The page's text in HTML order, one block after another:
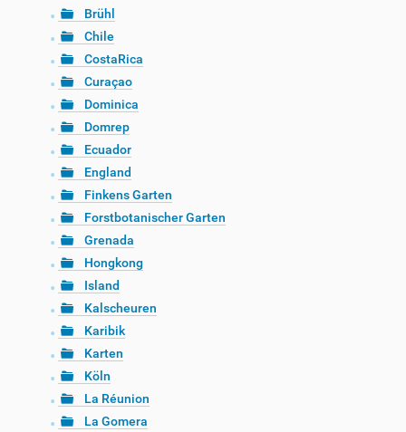
Brühl
Chile
CostaRica
Curaçao
Dominica
Domrep
Ecuador
England
Finkens Garten
Forstbotanischer Garten
Grenada
Hongkong
Island
Kalscheuren
Karibik
Karten
Köln
La Réunion
La Gomera